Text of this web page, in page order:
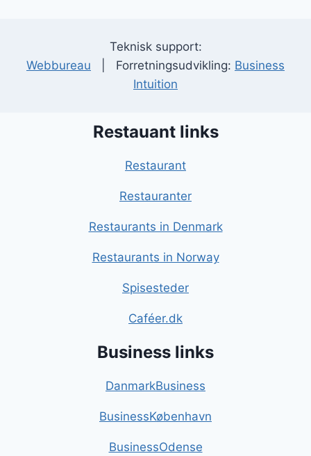
Teknisk support:
Webbureau | Forretningsudvikling: Business
Intuition
Restauant links
Restaurant
Restauranter
Restaurants in Denmark
Restaurants in Norway
Spisesteder
Caféer.dk
Business links
DanmarkBusiness
BusinessKøbenhavn
BusinessOdense